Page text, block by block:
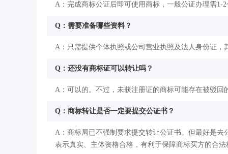
A：完成商标公证后即可使用商标，一般公证办理需1-
Q：需要准备哪些资料？
A：只需提供个体执照或公司营业执照及法人身份证，
Q：还没有商标证可以转让吗？
A：可以的。不过，未获注册证的商标可能存在被驳
Q：商标转让是否一定要提交公证书？
A：商标局已不强制要求提交转让公证书。但最好是
表示真实、主体资格合格，有利于保障商标买方的合